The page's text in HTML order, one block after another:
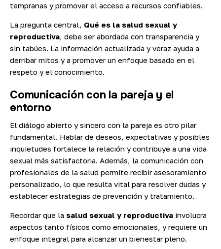
tempranas y promover el acceso a recursos confiables.
La pregunta central, Qué es la salud sexual y
reproductiva, debe ser abordada con transparencia y
sin tabúes. La información actualizada y veraz ayuda a
derribar mitos y a promover un enfoque basado en el
respeto y el conocimiento.
Comunicación con la pareja y el
entorno
El diálogo abierto y sincero con la pareja es otro pilar
fundamental. Hablar de deseos, expectativas y posibles
inquietudes fortalece la relación y contribuye a una vida
sexual más satisfactoria. Además, la comunicación con
profesionales de la salud permite recibir asesoramiento
personalizado, lo que resulta vital para resolver dudas y
establecer estrategias de prevención y tratamiento.
Recordar que la salud sexual y reproductiva involucra
aspectos tanto físicos como emocionales, y requiere un
enfoque integral para alcanzar un bienestar pleno.